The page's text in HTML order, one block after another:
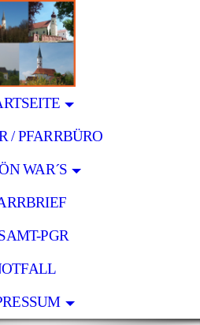
/ PFARRBÜRO
WAR´S
PGR